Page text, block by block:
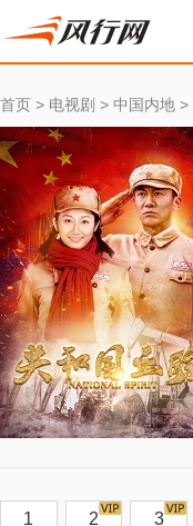
首页 > 电视剧 > 中国内地 >
1 2 3